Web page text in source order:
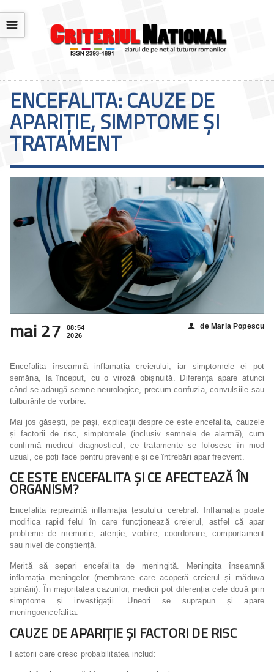
☰
ENCEFALITA: CAUZE DE
APARIȚIE, SIMPTOME ȘI
TRATAMENT
mai 27
08:54
2026
👤 de Maria Popescu
Encefalita înseamnă inflamația creierului, iar simptomele ei pot
semăna, la început, cu o viroză obișnuită. Diferența apare atunci
când se adaugă semne neurologice, precum confuzia, convulsiile sau
tulburările de vorbire.
Mai jos găsești, pe pași, explicații despre ce este encefalita, cauzele
și factorii de risc, simptomele (inclusiv semnele de alarmă), cum
confirmă medicul diagnosticul, ce tratamente se folosesc în mod
uzual, ce poți face pentru prevenție și ce întrebări apar frecvent.
CE ESTE ENCEFALITA ȘI CE AFECTEAZĂ ÎN
ORGANISM?
Encefalita reprezintă inflamația țesutului cerebral. Inflamația poate
modifica rapid felul în care funcționează creierul, astfel că apar
probleme de memorie, atenție, vorbire, coordonare, comportament
sau nivel de conștiență.
Merită să separi encefalita de meningită. Meningita înseamnă
inflamația meningelor (membrane care acoperă creierul și măduva
spinării). În majoritatea cazurilor, medicii pot diferenția cele două prin
simptome și investigații. Uneori se suprapun și apare
meningoencefalita.
CAUZE DE APARIȚIE ȘI FACTORI DE RISC
Factorii care cresc probabilitatea includ: